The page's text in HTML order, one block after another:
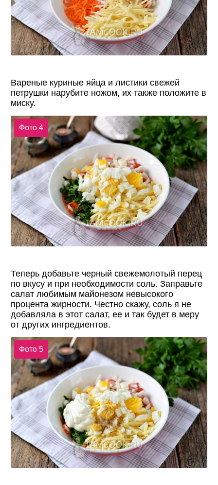
Вареные куриные яйца и листики свежей
петрушки нарубите ножом, их также положите в
миску.
Фото 4
Теперь добавьте черный свежемолотый перец
по вкусу и при необходимости соль. Заправьте
салат любимым майонезом невысокого
процента жирности. Честно скажу, соль я не
добавляла в этот салат, ее и так будет в меру
от других ингредиентов.
Фото 5